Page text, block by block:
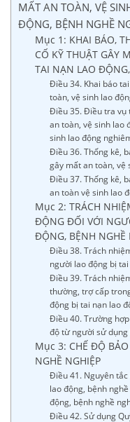
MẤT AN TOÀN, VỆ
ĐỘNG, BỆNH NGHỀ
Mục 1: KHAI BÁO,
CỐ KỸ THUẬT GÂY
TAI NẠN LAO
Điều 34. Khai báo
toàn, vệ sinh lao
Điều 35. Điều tra vụ
an toàn, vệ sinh lao
sinh lao động
Điều 36. Thống kê,
gây mất an toàn,
Điều 37. Thống kê,
an toàn vệ sinh lao
Mục 2: TRÁCH
ĐỘNG ĐỐI VỚI
ĐỘNG, BỆNH NGHỀ
Điều 38. Trách
người lao động bị
Điều 39. Trách
thường, trợ cấp
động bị tai nạn lao
Điều 40. Trường
độ từ người sử
Mục 3: CHẾ ĐỘ
NGHỀ NGHIỆP
Điều 41. Nguyên
lao động, bệnh
động, bệnh nghề
Điều 42. Sử dụng